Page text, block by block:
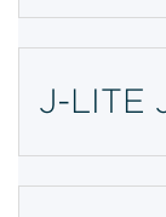
J-LITE